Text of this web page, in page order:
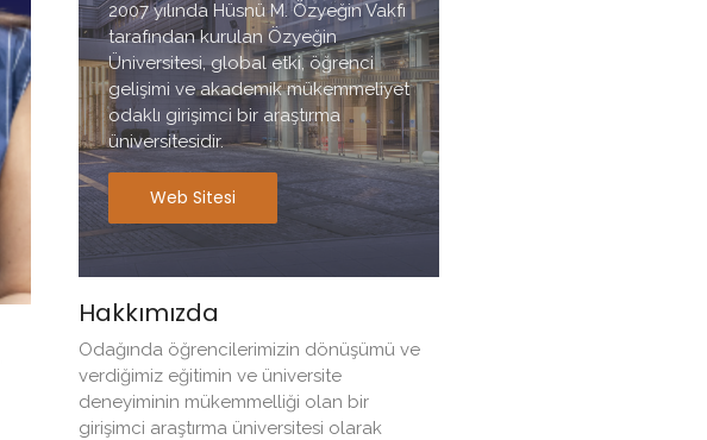
2007 yılında Hüsnü M. Özyeğin Vakfı
tarafından kurulan Özyeğin
Üniversitesi, global etki, öğrenci
gelişimi ve akademik mükemmeliyet
odaklı girişimci bir araştırma
üniversitesidir.
Web Sitesi
Hakkımızda
Odağında öğrencilerimizin dönüşümü ve
verdiğimiz eğitimin ve üniversite
deneyiminin mükemmelliği olan bir
girişimci araştırma üniversitesi olarak